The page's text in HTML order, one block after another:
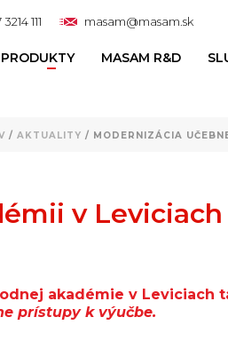
111 masam@masam.sk
PRODUKTY MASAM R&D
/ AKTUALITY / MODERNIZÁCIA
v Leviciach
akadémie v Leviciach
prístupy k výučbe.